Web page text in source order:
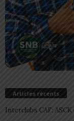
Articles récents
Interclubs CAF: